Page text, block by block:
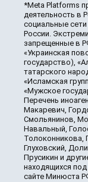
*Meta Platforms
деятельность в
социальные
России.
запрещенные в
«Украинская
государство),
татарского
«Исламская
«Мужское
Перечень
Макаревич,
Смольянинов,
Навальный,
Толоконникова,
Глуховский,
Прусикин и
находящихся
сайте Минюста